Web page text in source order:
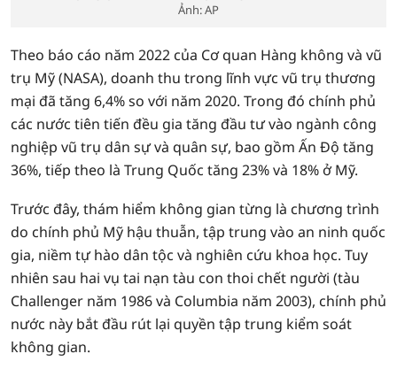
Ảnh: AP
Theo báo cáo năm 2022 của Cơ quan Hàng không và vũ
trụ Mỹ (NASA), doanh thu trong lĩnh vực vũ trụ thương
mại đã tăng 6,4% so với năm 2020. Trong đó chính phủ
các nước tiên tiến đều gia tăng đầu tư vào ngành công
nghiệp vũ trụ dân sự và quân sự, bao gồm Ấn Độ tăng
36%, tiếp theo là Trung Quốc tăng 23% và 18% ở Mỹ.
Trước đây, thám hiểm không gian từng là chương trình
do chính phủ Mỹ hậu thuẫn, tập trung vào an ninh quốc
gia, niềm tự hào dân tộc và nghiên cứu khoa học. Tuy
nhiên sau hai vụ tai nạn tàu con thoi chết người (tàu
Challenger năm 1986 và Columbia năm 2003), chính phủ
nước này bắt đầu rút lại quyền tập trung kiểm soát
không gian.